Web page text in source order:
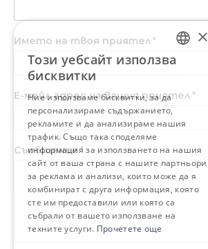
Името на твоя приятел*
Е-мейл адрес на вашия приятел*
Съобщение *
BULGARIAN
×
Този уебсайт използва
бисквитки
Ние използваме бисквитки, за да
персонализираме съдържанието,
рекламите и да анализираме нашия
трафик. Също така споделяме
информация за използването на нашия
сайт от ваша страна с нашите партньори
за реклама и анализи, които може да я
комбинират с друга информация, която
сте им предоставили или която са
събрали от вашето използване на
техните услуги. Прочетете още